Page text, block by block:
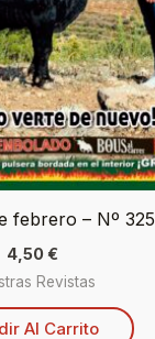
febrero – Nº 325
4,50€
Revistas
Al Carrito